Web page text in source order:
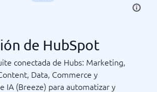
de HubSpot
conectada de Hubs: Marketing,
Data, Commerce y
IA (Breeze) para automatizar y